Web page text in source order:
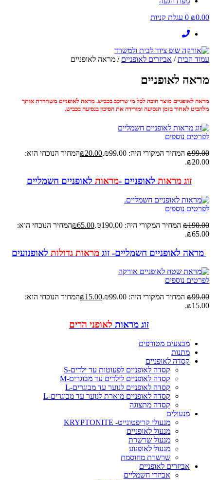
₪0.00
0 עגלת קניות
עמוד הבית/ אביזרים לאופניים / מראה לאופניים
מראה לאופניים
מראה לאופניים מוצר חובה לכל מי שרוכב בכביש. מראה לאופניים משחררת אותך
מלהביט לאחור בזמן הנסיעה ומורידה את הסיכון בנסיעה בכביש.
לפרטים נוספים
₪99.00 המחיר המקורי היה: ₪99.00. ₪20.00
המחיר הנוכחי הוא:
₪20.00.
זוג מראות לאופניים -מראות לאופניים חשמליים
לפרטים נוספים
₪190.00 המחיר המקורי היה: ₪190.00. ₪65.00
המחיר הנוכחי הוא:
₪65.00.
מראה לאופניים חשמליים- זוג מראות גדולות לאופנועים
לפרטים נוספים
₪99.00 המחיר המקורי היה: ₪99.00. ₪15.00
המחיר הנוכחי הוא:
₪15.00.
זוג מראות לאופני הרים
מבצעים מטורפים
מתנות
קסדה לאופניים
קסדה לאופניים לפעוטות עד ילדים-S
קסדה לאופניים לילדים עד מבוגרים-M
קסדה לאופניים לנוער עד מבוגרים-L
קסדה לאופניים מוארת לנוער עד מבוגרים-L
קסדה מתצוגה
מנעולים
מנעולי קריפטונייט- KRYPTONITE
מנעול לאופניים
מנעול שרשרת
מנעול לאופנוע
שרשרת מחוסמת
אביזרים לאופניים
אביזרי חשמליים